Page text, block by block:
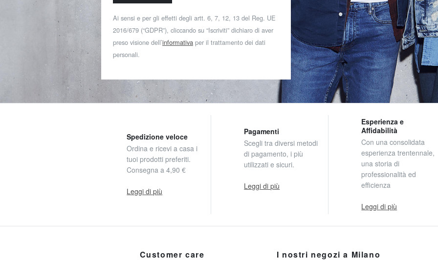
Ai sensi e per gli effetti degli artt. 6, 7, 12, 13 del Reg. UE
2016/679 (“GDPR”), cliccando su “Iscriviti” dichiaro di aver
preso visione dell’informativa per il trattamento dei dati
personali.
Spedizione veloce
Ordina e ricevi a casa i
tuoi prodotti preferiti.
Consegna a 4,90 €
Leggi di più
Pagamenti
Scegli tra diversi metodi
di pagamento, i più
utilizzati e sicuri.
Leggi di più
Esperienza e
Affidabilità
Con una consolidata
esperienza trentennale,
una storia di
professionalità ed
efficienza
Leggi di più
Customer care I nostri negozi a Milano